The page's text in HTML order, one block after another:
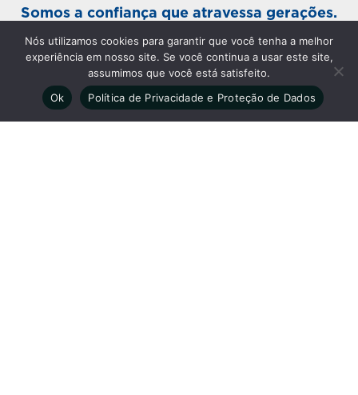
Somos a confiança que atravessa gerações.
Unidade Sinop Matriz: De segunda a sexta-feira das 7h
às 18h - Aos sábados das 7h às 12h.
Unidade Sinop Clínica: De segunda a sexta-feira das
7h30 às 12h e das 14h às 18h - Aos sábados das 8h às
Nós utilizamos cookies para garantir que você tenha a melhor
experiência em nosso site. Se você continua a usar este site,
assumimos que você está satisfeito.
Ok
Política de Privacidade e Proteção de Dados